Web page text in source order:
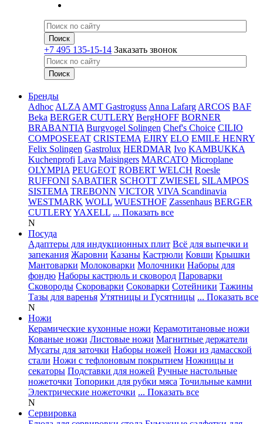
+7 495 135-15-14 Заказать звонок
Бренды
Adhoc ALZA AMT Gastroguss Anna Lafarg ARCOS BAF
Beka BERGER CUTLERY BergHOFF BORNER
BRABANTIA Burgvogel Solingen Chef's Choice CILIO
COMPOSEEAT CRISTEMA EJIRY ELO EMILE HENRY
Felix Solingen Gastrolux HERDMAR Ivo KAMBUKKA
Kuchenprofi Lava Maisingers MARCATO Microplane
OLYMPIA PEUGEOT ROBERT WELCH Roesle
RUFFONI SABATIER SCHOTT ZWIESEL SILAMPOS
SISTEMA TREBONN VICTOR VIVA Scandinavia
WESTMARK WOLL WUESTHOF Zassenhaus BERGER
CUTLERYYAXELL ... Показать все
N
Посуда
Адаптеры для индукционных плит Всё для выпечки и
запекания Жаровни Казаны Кастрюли Ковши Крышки
Мантоварки Молоковарки Молочники Наборы для
фондю Наборы кастрюль и сковород Пароварки
Сковороды Скороварки Соковарки Сотейники Тажины
Тазы для варенья Утятницы и Гусятницы ... Показать все
N
Ножи
Керамические кухонные ножи Керамотитановые ножи
Кованые ножи Листовые ножи Магнитные держатели
Мусаты для заточки Наборы ножей Ножи из дамасской
стали Ножи с тефлоновым покрытием Ножницы и
секаторы Подставки для ножей Ручные настольные
ножеточки Топорики для рубки мяса Точильные камни
Электрические ножеточки ... Показать все
N
Сервировка